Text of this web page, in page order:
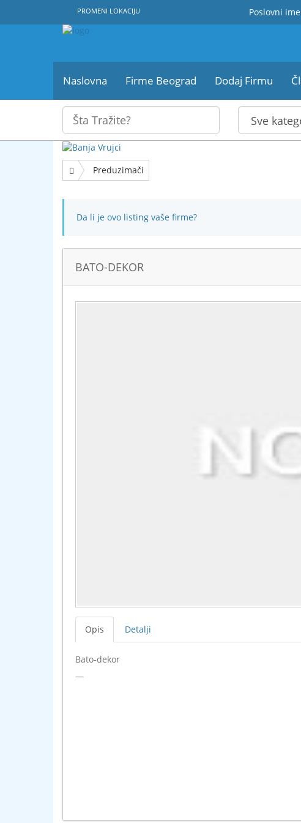
Poslovni
PROMENI LOKACIJU
Naslovna Firme Beograd Dodaj Firmu
Preduzimači
Da li je ovo listing vaše firme?
BATO-DEKOR
Opis Detalji
Bato-dekor
—